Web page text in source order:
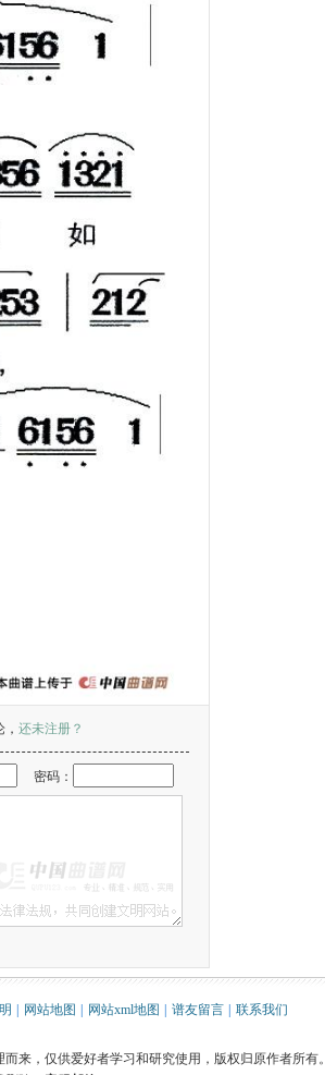
还未注册？
密码：
网站地图 网站xml地图 谱友留言
联系我们
来，仅供爱好者学习和研究使用，版权归原作者所有。